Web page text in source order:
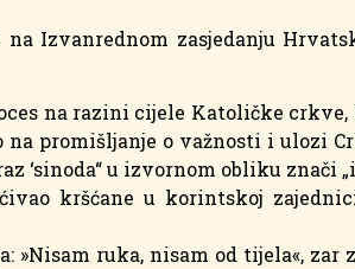
Izvanrednom zasjedanju
na razini cijele Katoličke
promišljanje o važnosti i ulozi
‘sinoda“ u izvornom obliku znači
kršćane u korintskoj
»Nisam ruka, nisam od tijela«,